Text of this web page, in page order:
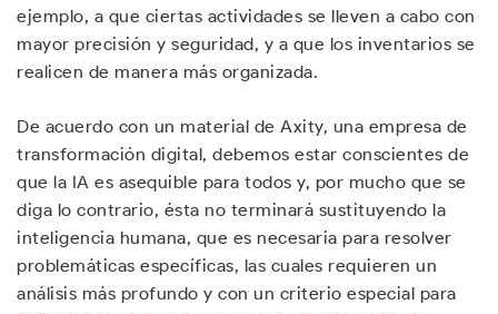
ejemplo, a que ciertas actividades se lleven a cabo con
mayor precisión y seguridad, y a que los inventarios se
realicen de manera más organizada.
De acuerdo con un material de Axity, una empresa de
transformación digital, debemos estar conscientes de
que la IA es asequible para todos y, por mucho que se
diga lo contrario, ésta no terminará sustituyendo la
inteligencia humana, que es necesaria para resolver
problemáticas específicas, las cuales requieren un
análisis más profundo y con un criterio especial para